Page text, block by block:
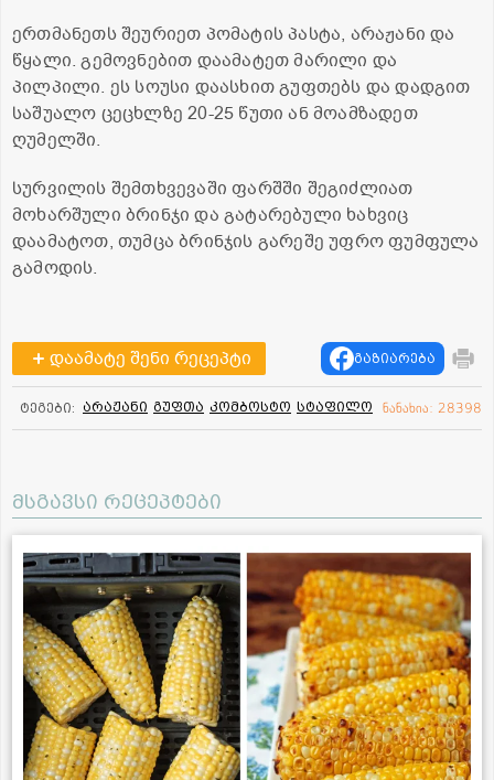
ერთმანეთს შეურიეთ პომატის პასტა, არაჟანი და
წყალი. გემოვნებით დაამატეთ მარილი და
პილპილი. ეს სოუსი დაასხით გუფთებს და დადგით
საშუალო ცეცხლზე 20-25 წუთი ან მოამზადეთ
ღუმელში.
სურვილის შემთხვევაში ფარშში შეგიძლიათ
მოხარშული ბრინჯი და გატარებული ხახვიც
დაამატოთ, თუმცა ბრინჯის გარეშე უფრო ფუმფულა
გამოდის.
დაამატე შენი რეცეპტი გაზიარება
ტეგები: არაჟანი გუფთა კომბოსტო სტაფილო ნანახია: 28398
მსგავსი რეცეპტები